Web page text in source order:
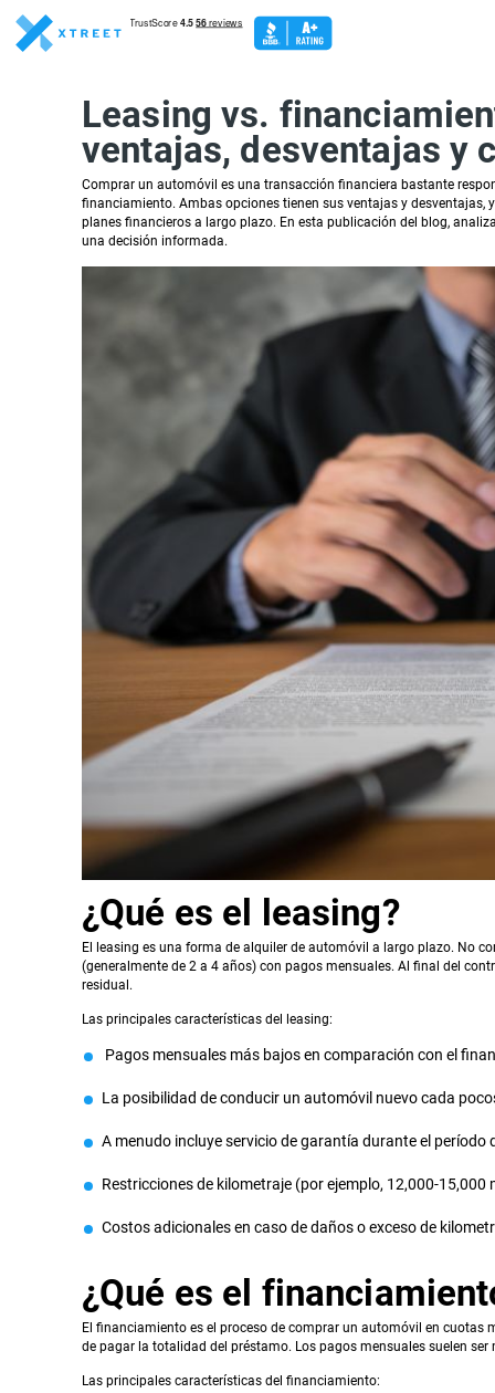
Leasing vs.
ventajas, desventajas y
Comprar un automóvil es una transacción financiera bastante
financiamiento. Ambas opciones tienen sus ventajas y desventajas,
planes financieros a largo plazo. En esta publicación del blog,
una decisión informada.
¿Qué es el leasing?
El leasing es una forma de alquiler de automóvil a largo plazo. No
(generalmente de 2 a 4 años) con pagos mensuales. Al final del
residual.
Las principales características del leasing:
Pagos mensuales más bajos en comparación con el
La posibilidad de conducir un automóvil nuevo cada
A menudo incluye servicio de garantía durante el período
Restricciones de kilometraje (por ejemplo, 12,000-15,000
Costos adicionales en caso de daños o exceso de
¿Qué es el
El financiamiento es el proceso de comprar un automóvil en cuotas
de pagar la totalidad del préstamo. Los pagos mensuales suelen
Las principales características del financiamiento: